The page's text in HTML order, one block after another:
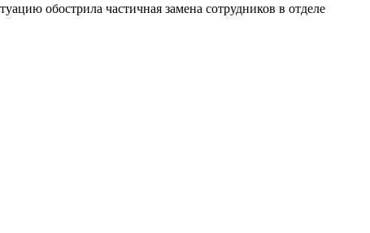
обострила частичная замена сотрудников в отделе